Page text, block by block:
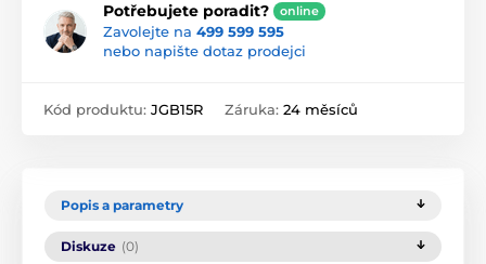
Potřebujete poradit? online
Zavolejte na 499 599 595
nebo napište dotaz prodejci
Kód produktu: JGB15R Záruka: 24 měsíců
Popis a parametry
Diskuze (0)